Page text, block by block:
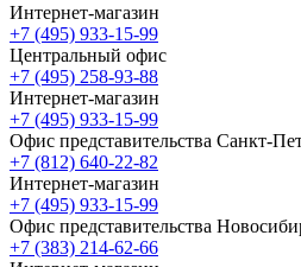
Интернет-магазин
+7 (495) 933-15-99
Центральный офис
+7 (495) 258-93-88
Интернет-магазин
+7 (495) 933-15-99
Офис представительства Санкт-
+7 (812) 640-22-82
Интернет-магазин
+7 (495) 933-15-99
Офис представительства
+7 (383) 214-62-66